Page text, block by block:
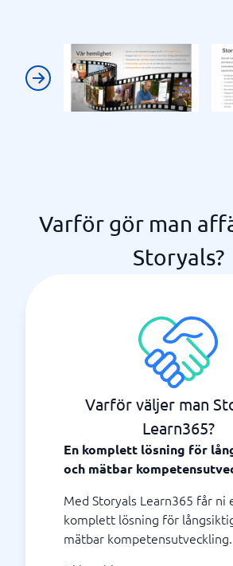
Previous
Varför gör man
Storyals?
Varför väljer man
Learn365?
En komplett lösning för
och mätbar
Med Storyals Learn365 får ni
komplett lösning för
mätbar kompetensutveckling.